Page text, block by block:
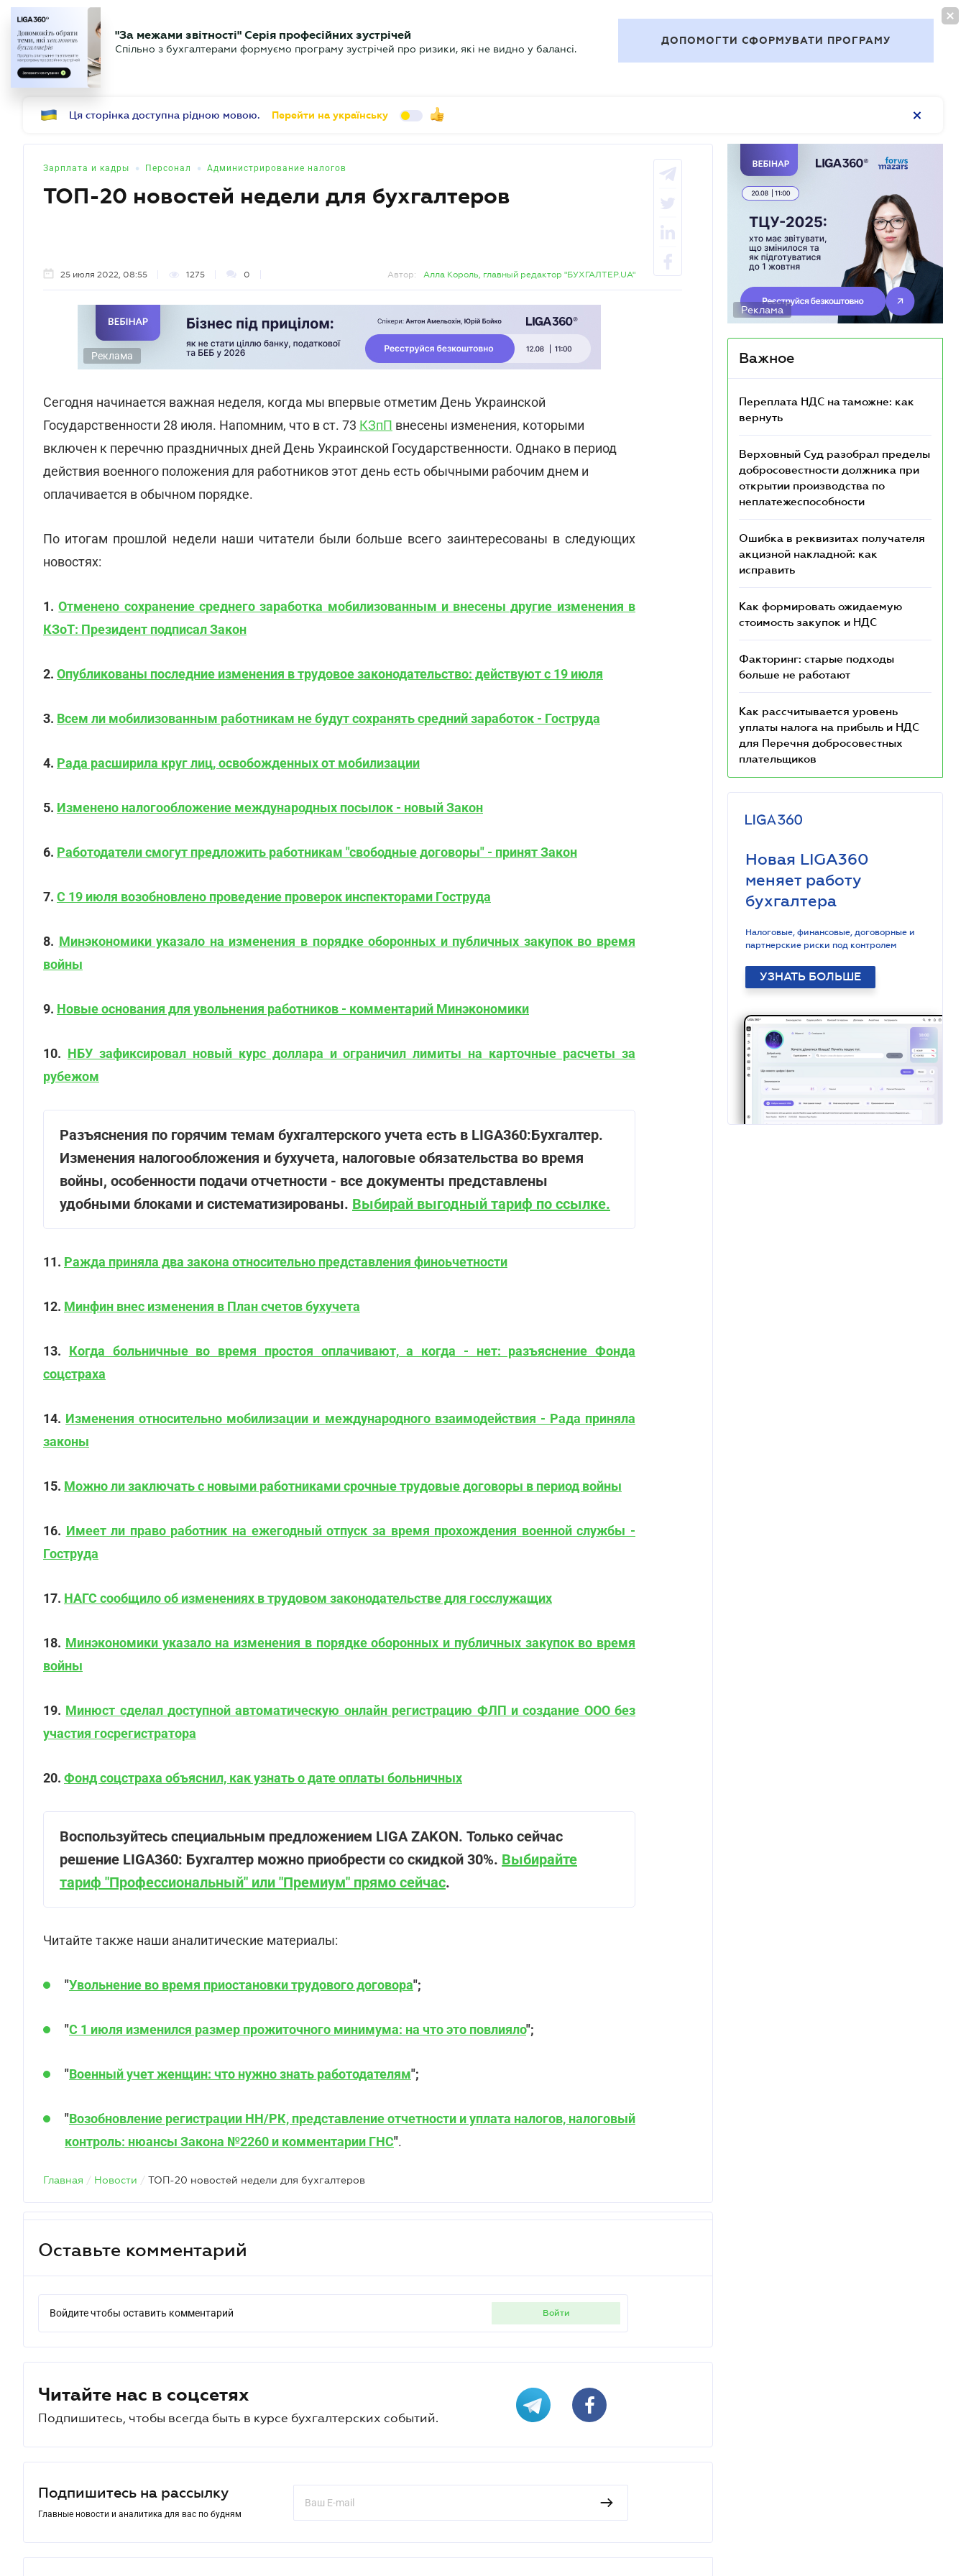
БУХГАЛТЕР Новости Аналитика Календарь Актуально
"За межами звітності" Серія професійних зустрічей
Спільно з бухгалтерами формуємо програму зустрічей про ризики, які не видно у балансі.
ДОПОМОГТИ СФОРМУВАТИ ПРОГРАМУ
Ця сторінка доступна рідною мовою. Перейти на українську
Зарплата и кадры • Персонал • Администрирование налогов
ТОП-20 новостей недели для бухгалтеров
25 июля 2022, 08:55 1275 0 Автор: Алла Король, главный редактор "БУХГАЛТЕР.UA"
Реклама
Сегодня начинается важная неделя, когда мы впервые отметим День Украинской
Государственности 28 июля. Напомним, что в ст. 73 КЗпП внесены изменения, которыми
включен к перечню праздничных дней День Украинской Государственности. Однако в период
действия военного положения для работников этот день есть обычными рабочим днем и
оплачивается в обычном порядке.
По итогам прошлой недели наши читатели были больше всего заинтересованы в следующих
новостях:
1.Отменено сохранение среднего заработка мобилизованным и внесены другие изменения в
КЗоТ: Президент подписал Закон
2. Опубликованы последние изменения в трудовое законодательство: действуют с 19 июля
3. Всем ли мобилизованным работникам не будут сохранять средний заработок - Гоструда
4. Рада расширила круг лиц, освобожденных от мобилизации
5. Изменено налогообложение международных посылок - новый Закон
6. Работодатели смогут предложить работникам "свободные договоры" - принят Закон
7. С 19 июля возобновлено проведение проверок инспекторами Гоструда
8. Минэкономики указало на изменения в порядке оборонных и публичных закупок во время
войны
9. Новые основания для увольнения работников - комментарий Минэкономики
10. НБУ зафиксировал новый курс доллара и ограничил лимиты на карточные расчеты за
рубежом
Разъяснения по горячим темам бухгалтерского учета есть в LIGA360:Бухгалтер.
Изменения налогообложения и бухучета, налоговые обязательства во время
войны, особенности подачи отчетности - все документы представлены
удобными блоками и систематизированы. Выбирай выгодный тариф по ссылке.
11. Ражда приняла два закона относительно представления финоьчетности
12. Минфин внес изменения в План счетов бухучета
13. Когда больничные во время простоя оплачивают, а когда - нет: разъяснение Фонда
соцстраха
14. Изменения относительно мобилизации и международного взаимодействия - Рада приняла
законы
15. Можно ли заключать с новыми работниками срочные трудовые договоры в период войны
16. Имеет ли право работник на ежегодный отпуск за время прохождения военной службы -
Гоструда
17. НАГС сообщило об изменениях в трудовом законодательстве для госслужащих
18. Минэкономики указало на изменения в порядке оборонных и публичных закупок во время
войны
19. Минюст сделал доступной автоматическую онлайн регистрацию ФЛП и создание ООО без
участия госрегистратора
20. Фонд соцстраха объяснил, как узнать о дате оплаты больничных
Воспользуйтесь специальным предложением LIGA ZAKON. Только сейчас
решение LIGA360: Бухгалтер можно приобрести со скидкой 30%. Выбирайте
тариф "Профессиональный" или "Премиум" прямо сейчас.
Читайте также наши аналитические материалы:
"Увольнение во время приостановки трудового договора";
"С 1 июля изменился размер прожиточного минимума: на что это повлияло";
"Военный учет женщин: что нужно знать работодателям";
"Возобновление регистрации НН/РК, представление отчетности и уплата налогов, налоговый
контроль: нюансы Закона №2260 и комментарии ГНС".
Главная / Новости / ТОП-20 новостей недели для бухгалтеров
Оставьте комментарий
Войдите чтобы оставить комментарий войти
Читайте нас в соцсетях
Подпишитесь, чтобы всегда быть в курсе бухгалтерских событий.
Подпишитесь на рассылку
Главные новости и аналитика для вас по будням
Реклама
Важное
Переплата НДС на таможне: как
вернуть
Верховный Суд разобрал пределы
добросовестности должника при
открытии производства по
неплатежеспособности
Ошибка в реквизитах получателя
акцизной накладной: как
исправить
Как формировать ожидаемую
стоимость закупок и НДС
Факторинг: старые подходы
больше не работают
Как рассчитывается уровень
уплаты налога на прибыль и НДС
для Перечня добросовестных
плательщиков
Новая LIGA360
меняет работу
бухгалтера
Налоговые, финансовые, договорные и
партнерские риски под контролем
УЗНАТЬ БОЛЬШЕ